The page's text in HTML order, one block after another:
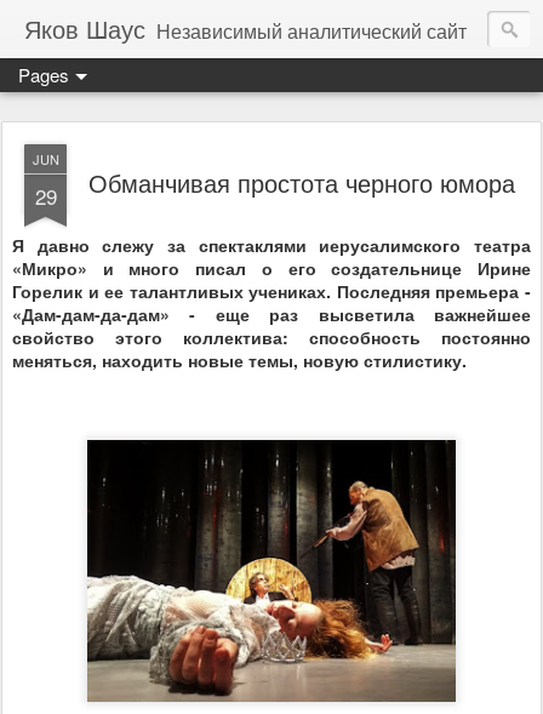
Яков Шаус Независимый аналитический сайт
Pages
JUN
29 Обманчивая простота черного юмора
Я давно слежу за спектаклями иерусалимского театра
«Микро» и много писал о его создательнице Ирине
Горелик и ее талантливых учениках. Последняя премьера -
«Дам-дам-да-дам» - еще раз высветила важнейшее
свойство этого коллектива: способность постоянно
меняться, находить новые темы, новую стилистику.